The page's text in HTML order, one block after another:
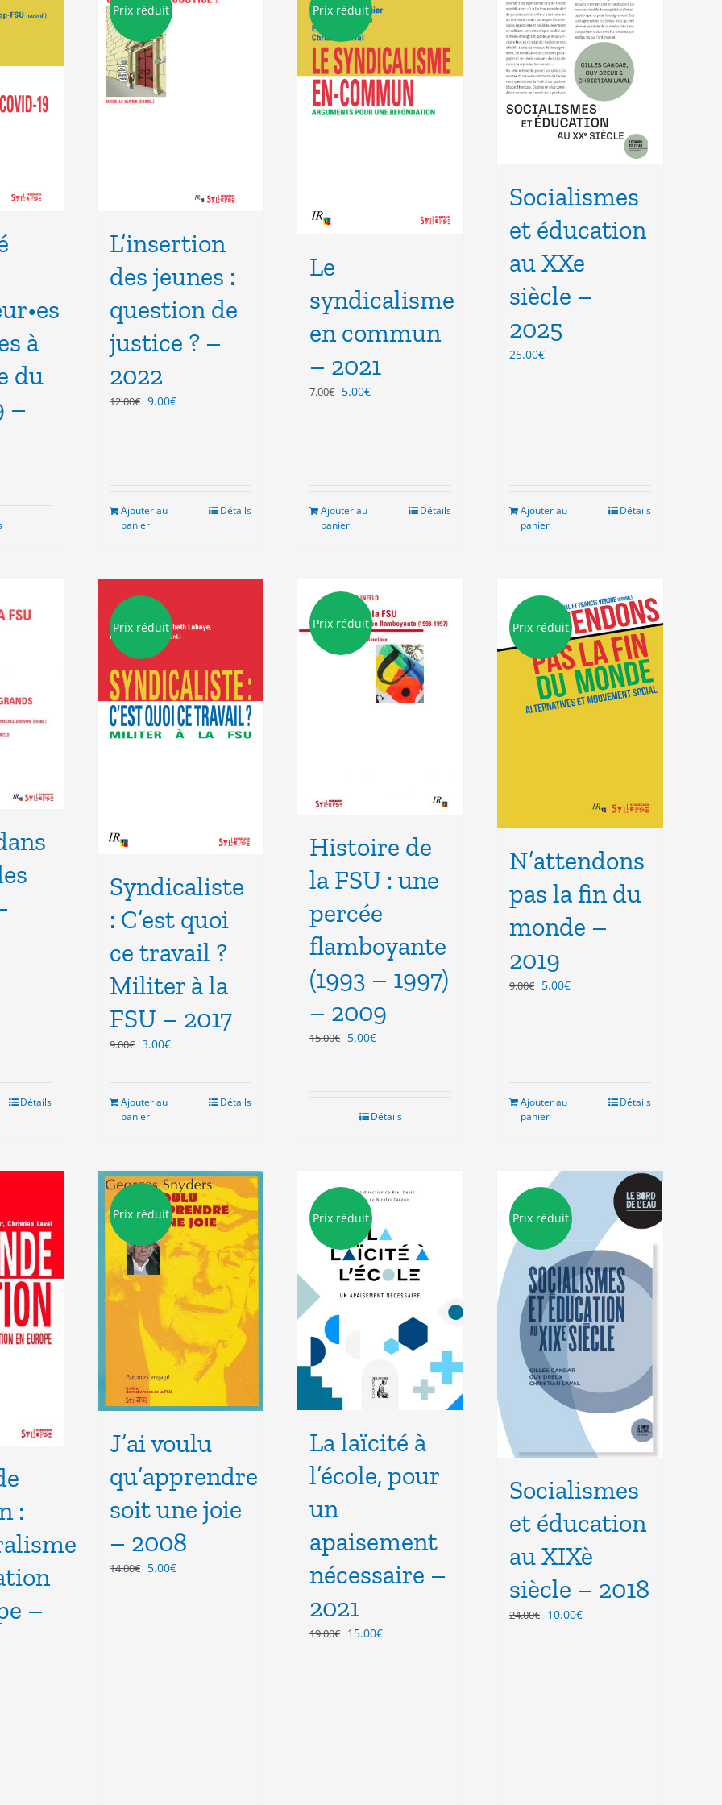
à
du
–
Prix réduit
L’insertion
des jeunes :
question de
justice ? –
2022
12.00€ Le
9.00€Le
Ajouter au
panier
Détails
Prix réduit
Le
syndicalisme
en commun
– 2021
7.00€ Le
5.00€Le
Ajouter au
panier
Détails
Socialismes
et éducation
au XXe
siècle –
2025
25.00€
Ajouter au
panier
Détails
Détails
Prix réduit
Syndicaliste
: C’est quoi
ce travail ?
Militer à la
FSU – 2017
9.00€ Le
était :
9.00€.
3.00€Le
Ajouter au
panier
Détails
Prix réduit
Histoire de
la FSU : une
percée
flamboyante
(1993 – 1997)
– 2009
15.00€ Le
5.00€Le
Détails
Prix réduit
N’attendons
pas la fin du
monde –
2019
9.00€ Le
5.00€Le
Ajouter au
panier
Détails
:
–
Prix réduit
J’ai voulu
qu’apprendre
soit une joie
– 2008
14.00€ Le
5.00€Le
Prix réduit
La laïcité à
l’école, pour
un
apaisement
nécessaire –
2021
19.00€ Le
15.00€Le
Prix réduit
Socialismes
et éducation
au XIXè
siècle – 2018
24.00€ Le
10.00€Le